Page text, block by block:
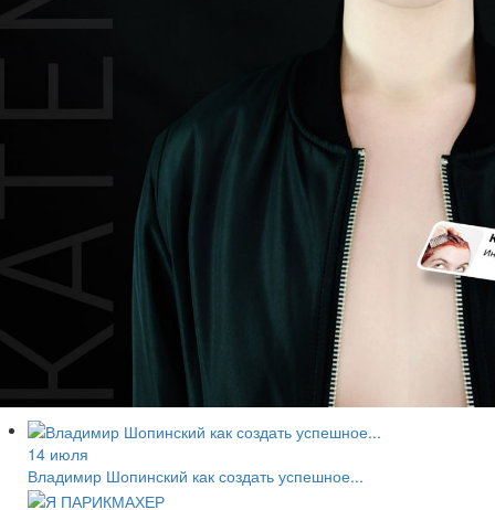
14 июля
Владимир Шопинский как создать успешное...